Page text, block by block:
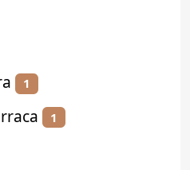
1
1